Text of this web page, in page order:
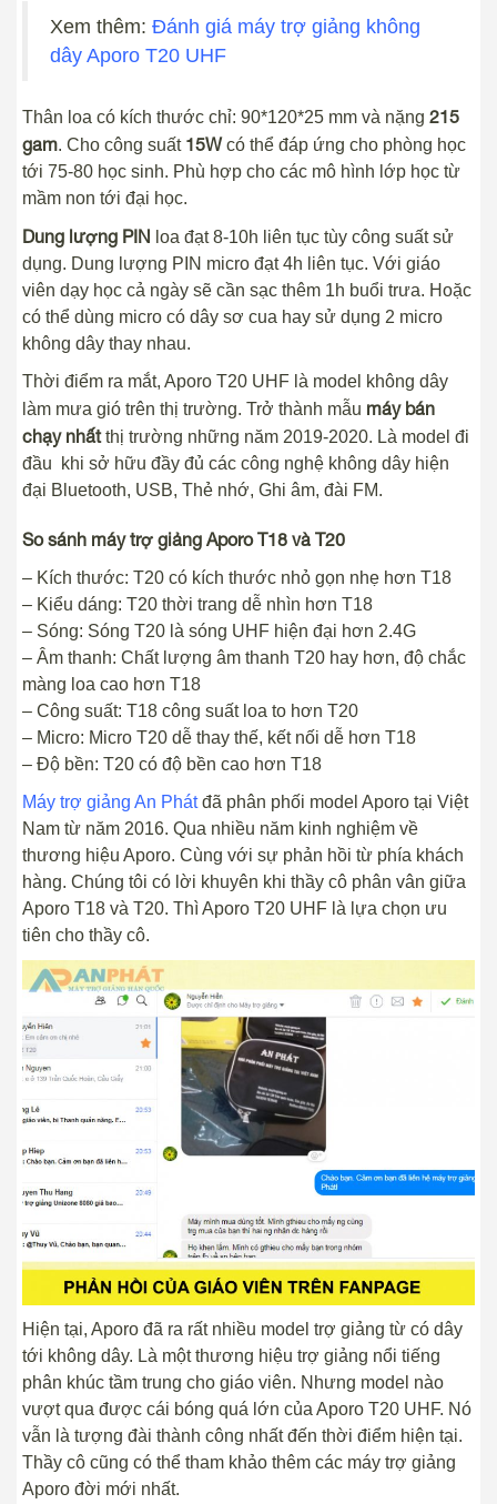
Xem thêm: Đánh giá máy trợ giảng không
dây Aporo T20 UHF
Thân loa có kích thước chỉ: 90*120*25 mm và nặng 215
gam. Cho công suất 15W có thể đáp ứng cho phòng học
tới 75-80 học sinh. Phù hợp cho các mô hình lớp học từ
mầm non tới đại học.
Dung lượng PIN loa đạt 8-10h liên tục tùy công suất sử
dụng. Dung lượng PIN micro đạt 4h liên tục. Với giáo
viên dạy học cả ngày sẽ cần sạc thêm 1h buổi trưa. Hoặc
có thể dùng micro có dây sơ cua hay sử dụng 2 micro
không dây thay nhau.
Thời điểm ra mắt, Aporo T20 UHF là model không dây
làm mưa gió trên thị trường. Trở thành mẫu máy bán
chạy nhấtthị trường những năm 2019-2020. Là model đi
đầu khi sở hữu đầy đủ các công nghệ không dây hiện
đại Bluetooth, USB, Thẻ nhớ, Ghi âm, đài FM.
So sánh máy trợ giảng Aporo T18 và T20
– Kích thước: T20 có kích thước nhỏ gọn nhẹ hơn T18
– Kiểu dáng: T20 thời trang dễ nhìn hơn T18
– Sóng: Sóng T20 là sóng UHF hiện đại hơn 2.4G
– Âm thanh: Chất lượng âm thanh T20 hay hơn, độ chắc
màng loa cao hơn T18
– Công suất: T18 công suất loa to hơn T20
– Micro: Micro T20 dễ thay thế, kết nối dễ hơn T18
– Độ bền: T20 có độ bền cao hơn T18
Máy trợ giảng An Phátđã phân phối model Aporo tại Việt
Nam từ năm 2016. Qua nhiều năm kinh nghiệm về
thương hiệu Aporo. Cùng với sự phản hồi từ phía khách
hàng. Chúng tôi có lời khuyên khi thầy cô phân vân giữa
Aporo T18 và T20. Thì Aporo T20 UHF là lựa chọn ưu
tiên cho thầy cô.
Hiện tại, Aporo đã ra rất nhiều model trợ giảng từ có dây
tới không dây. Là một thương hiệu trợ giảng nổi tiếng
phân khúc tầm trung cho giáo viên. Nhưng model nào
vượt qua được cái bóng quá lớn của Aporo T20 UHF. Nó
vẫn là tượng đài thành công nhất đến thời điểm hiện tại.
Thầy cô cũng có thể tham khảo thêm các máy trợ giảng
Aporo đời mới nhất.